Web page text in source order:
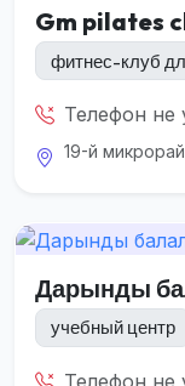
Gm pilates
фитнес-клуб
Телефон не
19-й
Дарынды
учебный центр
Телефон не